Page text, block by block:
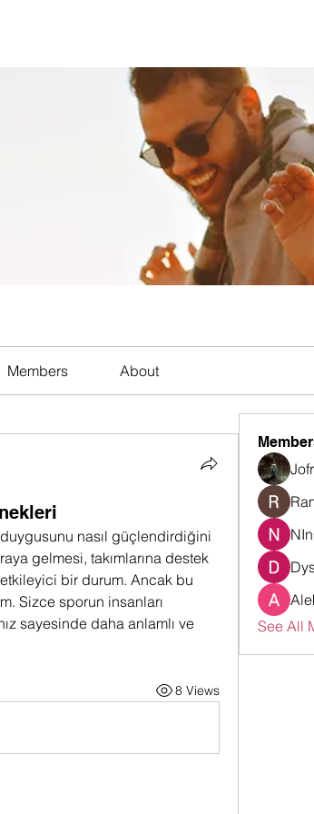
Members About
nasıl güçlendirdiğini
gelmesi, takımlarına destek
bir durum. Ancak bu
Sizce sporun insanları
sayesinde daha anlamlı ve
8 Views
See All